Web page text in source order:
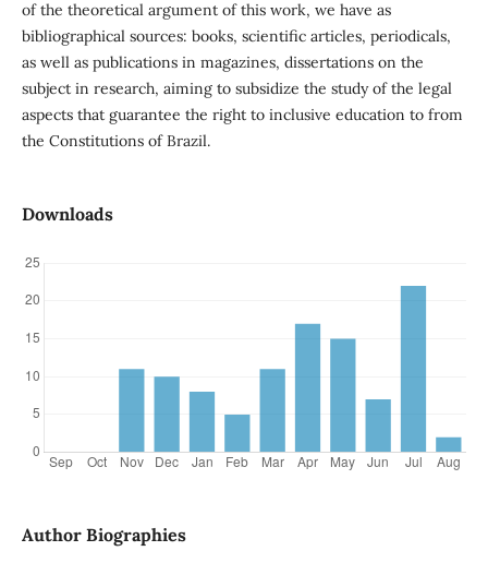
of the theoretical argument of this work, we have as
bibliographical sources: books, scientific articles, periodicals,
as well as publications in magazines, dissertations on the
subject in research, aiming to subsidize the study of the legal
aspects that guarantee the right to inclusive education to from
the Constitutions of Brazil.
Downloads
Author Biographies